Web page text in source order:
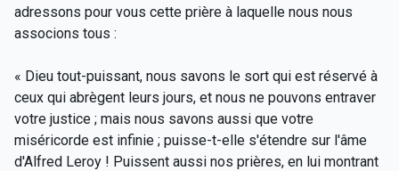
adressons pour vous cette prière à laquelle nous nous
associons tous :
« Dieu tout-puissant, nous savons le sort qui est réservé à
ceux qui abrègent leurs jours, et nous ne pouvons entraver
votre justice ; mais nous savons aussi que votre
miséricorde est infinie ; puisse-t-elle s'étendre sur l'âme
d'Alfred Leroy ! Puissent aussi nos prières, en lui montrant